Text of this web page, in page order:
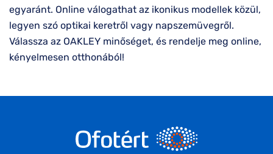
egyaránt. Online válogathat az ikonikus modellek közül,
legyen szó optikai keretről vagy napszemüvegről.
Válassza az OAKLEY minőséget, és rendelje meg online,
kényelmesen otthonából!